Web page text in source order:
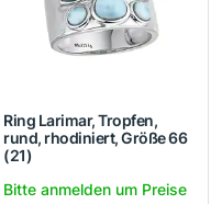
Ring Larimar, Tropfen,
rund, rhodiniert, Größe 66
(21)
Bitte anmelden um Preise